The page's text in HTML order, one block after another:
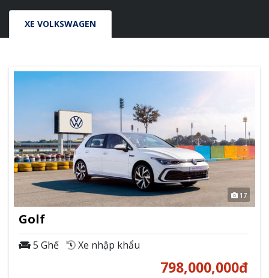
XE VOLKSWAGEN
17
Golf
5 Ghế Xe nhập khẩu
798,000,000đ